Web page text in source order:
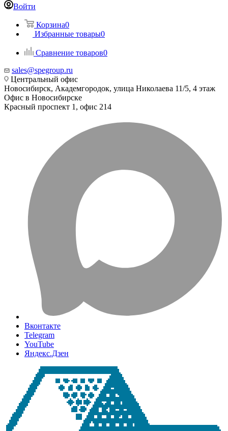
Войти
Корзина0
Избранные товары0
Сравнение товаров0
sales@spegroup.ru
Центральный офис
Новосибирск, Академгородок, улица Николаева 11/5, 4 этаж
Офис в Новосибирске
Красный проспект 1, офис 214
Вконтакте
Telegram
YouTube
Яндекс.Дзен